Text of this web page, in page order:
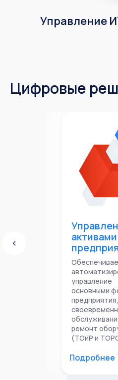
Управление
Цифровые
активами
управление
основными
предприятия,
ремонт
(ТОиР и
Подробнее